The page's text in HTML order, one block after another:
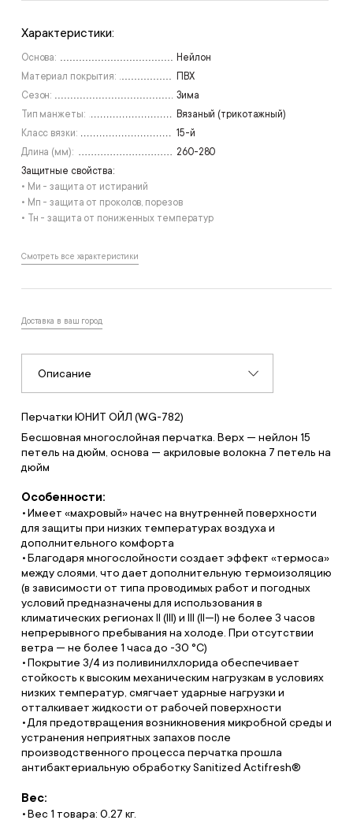
Характеристики:
Основа:
Нейлон
Материал покрытия:
ПВХ
Сезон:
Зима
Тип манжеты:
Вязаный (трикотажный)
Класс вязки:
15-й
Длина (мм):
260-280
Защитные свойства:
• Ми - защита от истираний
• Мп - защита от проколов, порезов
• Тн - защита от пониженных температур
Смотреть все характеристики
Доставка в ваш город
Описание
Перчатки ЮНИТ ОЙЛ (WG-782)
Бесшовная многослойная перчатка. Верх — нейлон 15
петель на дюйм, основа — акриловые волокна 7 петель на
дюйм
Особенности:
Имеет «махровый» начес на внутренней поверхности
для защиты при низких температурах воздуха и
дополнительного комфорта
Благодаря многослойности создает эффект «термоса»
между слоями, что дает дополнительную термоизоляцию
(в зависимости от типа проводимых работ и погодных
условий предназначены для использования в
климатических регионах II (III) и III (II—I) не более 3 часов
непрерывного пребывания на холоде. При отсутствии
ветра — не более 1 часа до -30 °С)
Покрытие 3/4 из поливинилхлорида обеспечивает
стойкость к высоким механическим нагрузкам в условиях
низких температур, смягчает ударные нагрузки и
отталкивает жидкости от рабочей поверхности
Для предотвращения возникновения микробной среды и
устранения неприятных запахов после
производственного процесса перчатка прошла
антибактериальную обработку Sanitized Actifresh®
Вес:
Вес 1 товара: 0.27 кг.